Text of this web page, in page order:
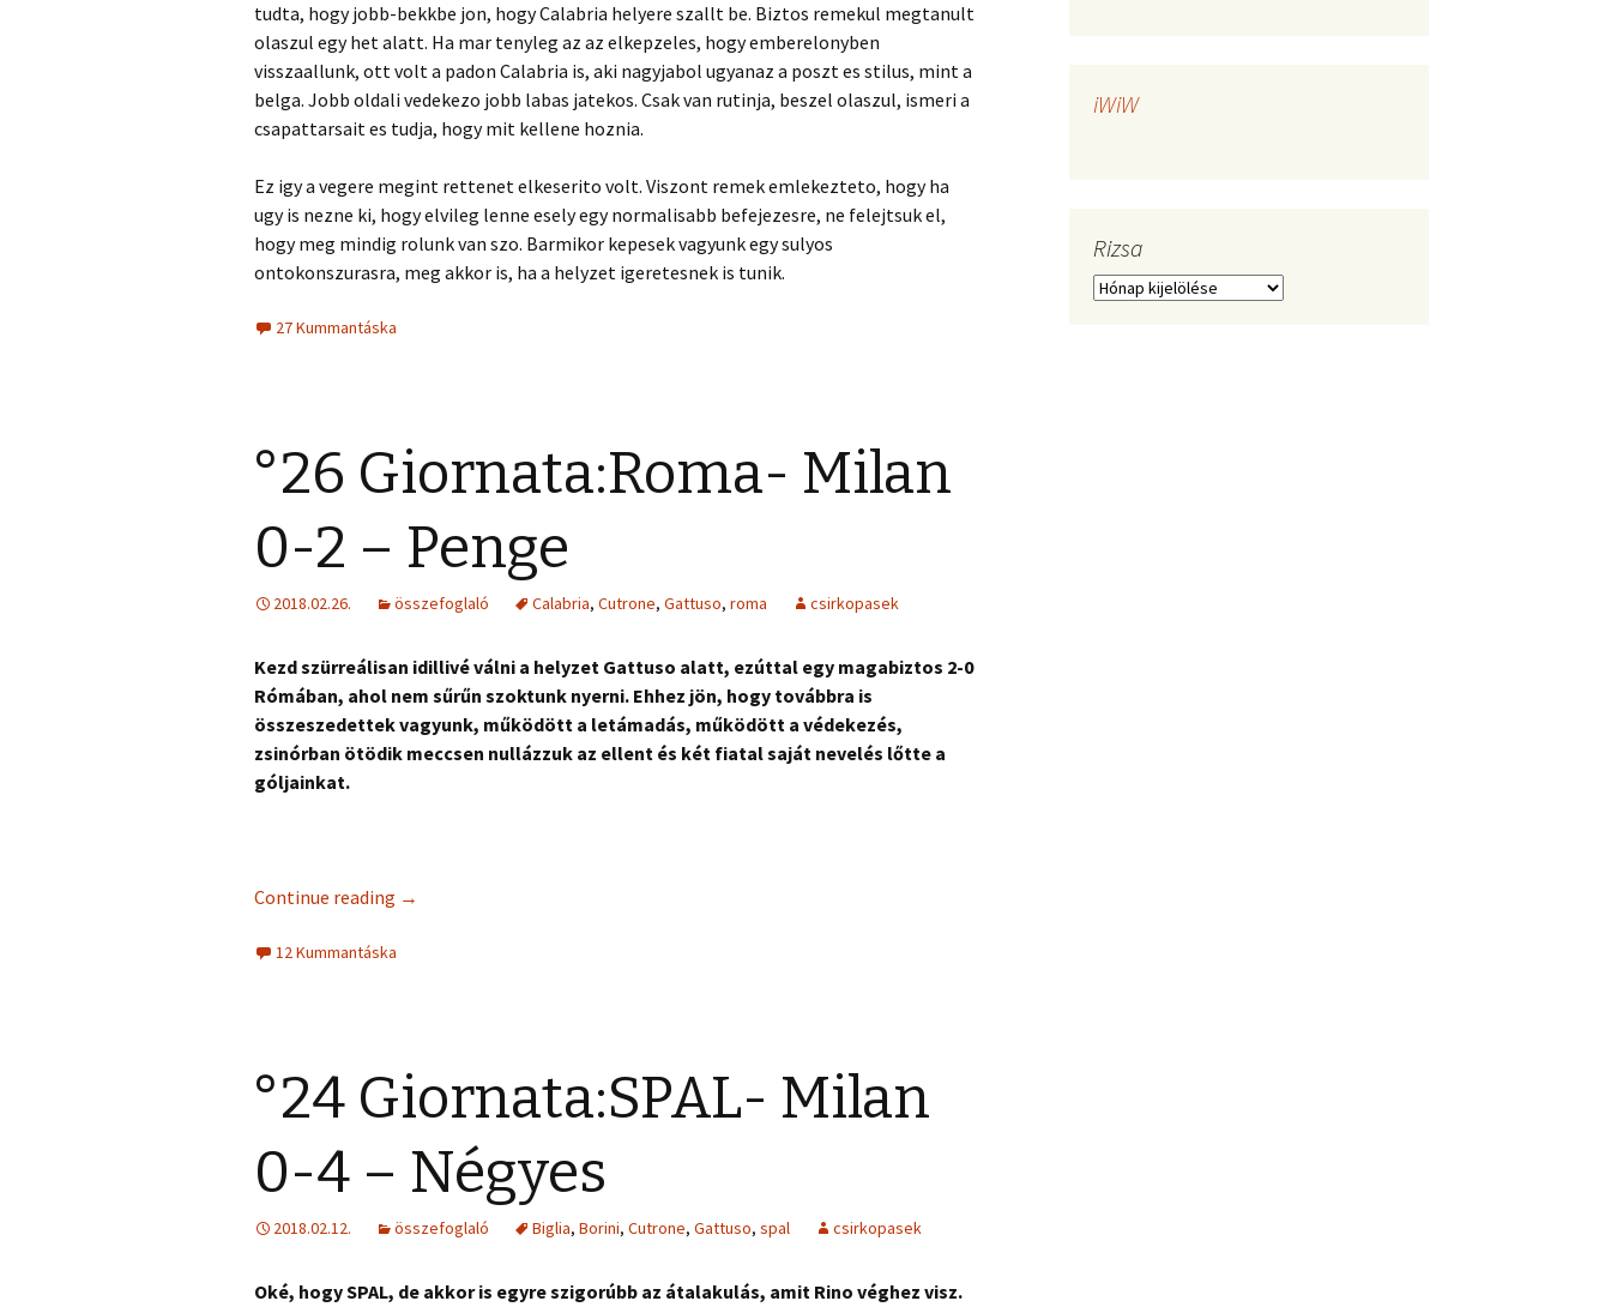
tudta, hogy jobb-bekkbe jon, hogy Calabria helyere szallt be. Biztos remekul megtanult
olaszul egy het alatt. Ha mar tenyleg az az elkepzeles, hogy emberelonyben
visszaallunk, ott volt a padon Calabria is, aki nagyjabol ugyanaz a poszt es stilus, mint a
belga. Jobb oldali vedekezo jobb labas jatekos. Csak van rutinja, beszel olaszul, ismeri a
csapattarsait es tudja, hogy mit kellene hoznia.
Ez igy a vegere megint rettenet elkeserito volt. Viszont remek emlekezteto, hogy ha
ugy is nezne ki, hogy elvileg lenne esely egy normalisabb befejezesre, ne felejtsuk el,
hogy meg mindig rolunk van szo. Barmikor kepesek vagyunk egy sulyos
ontokonszurasra, meg akkor is, ha a helyzet igeretesnek is tunik.
27 Kummantáska
°26 Giornata:Roma- Milan
0-2 – Penge
2018.02.26. összefoglaló Calabria, Cutrone, Gattuso, roma csirkopasek
Kezd szürreálisan idillivé válni a helyzet Gattuso alatt, ezúttal egy magabiztos 2-0
Rómában, ahol nem sűrűn szoktunk nyerni. Ehhez jön, hogy továbbra is
összeszedettek vagyunk, működött a letámadás, működött a védekezés,
zsinórban ötödik meccsen nullázzuk az ellent és két fiatal saját nevelés lőtte a
góljainkat.
Continue reading →
12 Kummantáska
°24 Giornata:SPAL- Milan
0-4 – Négyes
2018.02.12. összefoglaló Biglia, Borini, Cutrone, Gattuso, spal csirkopasek
Oké, hogy SPAL, de akkor is egyre szigorúbb az átalakulás, amit Rino véghez visz.
iWiW
Rizsa
Rizsa